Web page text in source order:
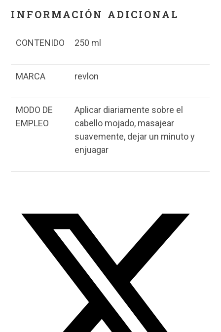
INFORMACIÓN ADICIONAL
CONTENIDO 250 ml
MARCA revlon
MODO DE
EMPLEO
Aplicar diariamente sobre el
cabello mojado, masajear
suavemente, dejar un minuto y
enjuagar